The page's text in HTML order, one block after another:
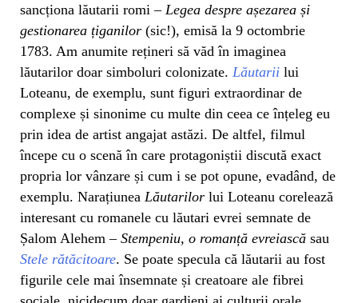
sancționa lăutarii romi – Legea despre așezarea și
gestionarea țiganilor (sic!), emisă la 9 octombrie
1783. Am anumite rețineri să văd în imaginea
lăutarilor doar simboluri colonizate. Lăutarii lui
Loteanu, de exemplu, sunt figuri extraordinar de
complexe și sinonime cu multe din ceea ce înțeleg eu
prin idea de artist angajat astăzi. De altfel, filmul
începe cu o scenă în care protagoniștii discută exact
propria lor vânzare și cum i se pot opune, evadând, de
exemplu. Narațiunea Lăutarilor lui Loteanu corelează
interesant cu romanele cu lăutari evrei semnate de
Șalom Alehem – Stempeniu, o romanță evreiască sau
Stele rătăcitoare. Se poate specula că lăutarii au fost
figurile cele mai însemnate și creatoare ale fibrei